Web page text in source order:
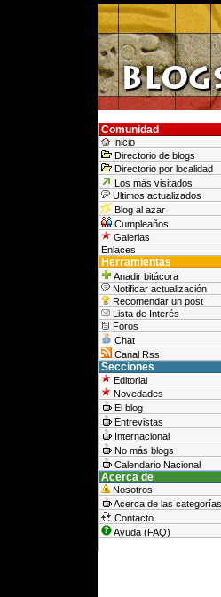
Comunidad
Inicio
Directorio de blogs
Directorio por localidad
Los más visitados
Ultimos actualizados
Blog al azar
Cumpleaños
Galerias
Enlaces
Herramientas
Anadir bitácora
Notificar actualización
Recomendar un post
Lista de Interés
Foros
Chat
Canal Rss
Secciones
Editorial
Novedades
El blog
Entrevistas
Internacional
No más blogs
Calendario Nacional
Acerca de
Nosotros
Acerca de las categorías
Contacto
Ayuda (FAQ)